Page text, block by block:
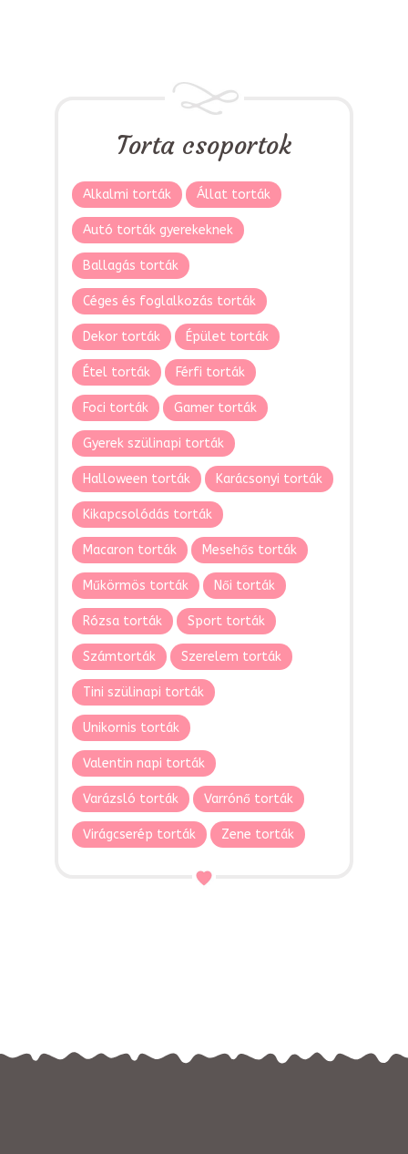
Torta csoportok
Alkalmi torták Állat torták
Autó torták gyerekeknek
Ballagás torták
Céges és foglalkozás torták
Dekor torták Épület torták
Étel torták Férfi torták
Foci torták Gamer torták
Gyerek szülinapi torták
Halloween torták Karácsonyi torták
Kikapcsolódás torták
Macaron torták Mesehős torták
Műkörmös torták Női torták
Rózsa torták Sport torták
Számtorták Szerelem torták
Tini szülinapi torták
Unikornis torták
Valentin napi torták
Varázsló torták Varrónő torták
Virágcserép torták Zene torták